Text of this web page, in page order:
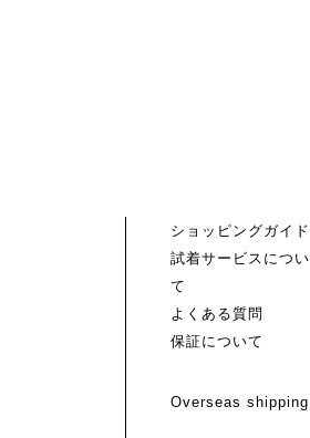
ショッピングガイド
試着サービスについ
て
よくある質問
保証について
Overseas shipping